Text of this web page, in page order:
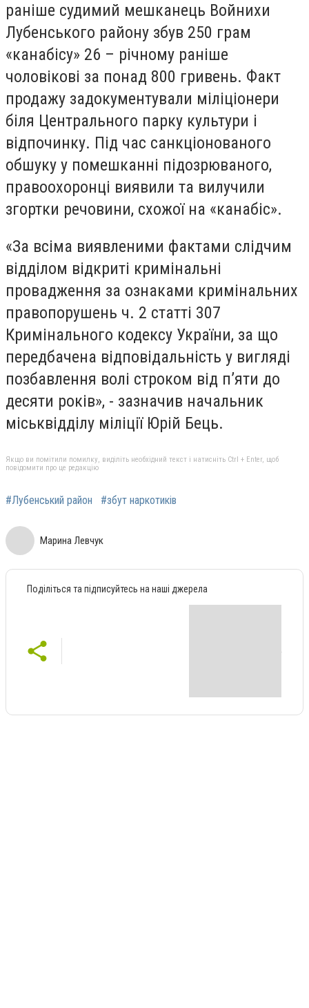
раніше судимий мешканець Войнихи
Лубенського району збув 250 грам
«канабісу» 26 – річному раніше
чоловікові за понад 800 гривень. Факт
продажу задокументували міліціонери
біля Центрального парку культури і
відпочинку. Під час санкціонованого
обшуку у помешканні підозрюваного,
правоохоронці виявили та вилучили
згортки речовини, схожої на «канабіс».
«За всіма виявленими фактами слідчим
відділом відкриті кримінальні
провадження за ознаками кримінальних
правопорушень ч. 2 статті 307
Кримінального кодексу України, за що
передбачена відповідальність у вигляді
позбавлення волі строком від п’яти до
десяти років», - зазначив начальник
міськвідділу міліції Юрій Бець.
Якщо ви помітили помилку, виділіть необхідний текст і натисніть Ctrl + Enter, щоб
повідомити про це редакцію
#Лубенський район #збут наркотиків
Марина Левчук
Поділіться та підписуйтесь на наші джерела